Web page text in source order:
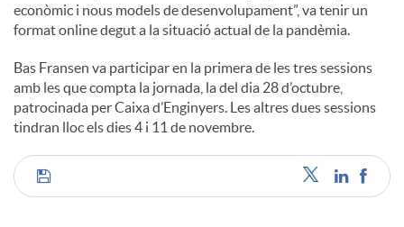
econòmic i nous models de desenvolupament”, va tenir un
format online degut a la situació actual de la pandèmia.
Bas Fransen va participar en la primera de les tres sessions
amb les que compta la jornada, la del dia 28 d’octubre,
patrocinada per Caixa d’Enginyers. Les altres dues sessions
tindran lloc els dies 4 i 11 de novembre.
C